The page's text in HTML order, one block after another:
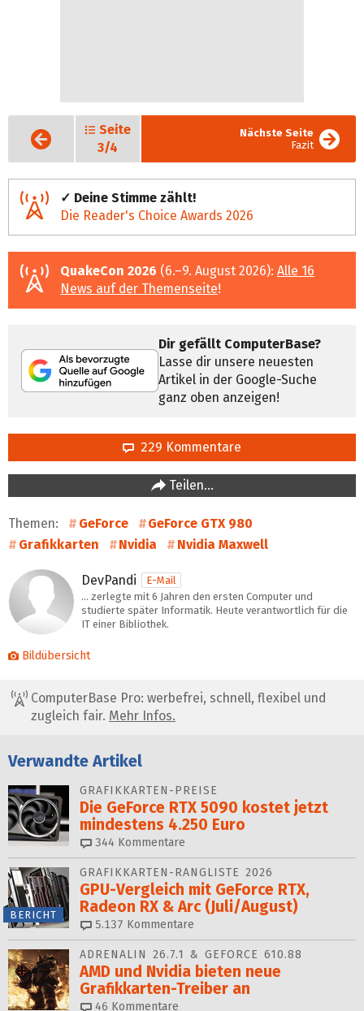
Vorige
Seite
Seite
3/4
Nächste Seite
Fazit
✓ Deine Stimme zählt!
Die Reader's Choice Awards 2026
QuakeCon 2026 (6.–9. August 2026): Alle 16
News auf der Themenseite!
Dir gefällt ComputerBase?
Lasse dir unsere neuesten
Artikel in der Google-Suche
ganz oben anzeigen!
229 Kommentare
Teilen…
Themen: GeForce
GeForce GTX 980
Grafikkarten
Nvidia Nvidia Maxwell
DevPandi
E-Mail
… zerlegte mit 6 Jahren den ersten Computer und
studierte später Informatik. Heute verantwortlich für die
IT einer Bibliothek.
Bildübersicht
ComputerBase Pro: werbefrei, schnell, flexibel und
zugleich fair. Mehr Infos.
Verwandte Artikel
GRAFIKKARTEN-PREISE
Die GeForce RTX 5090 kostet jetzt
mindestens 4.250 Euro
344 Kommentare
BERICHT
GRAFIKKARTEN-RANGLISTE 2026
GPU-Vergleich mit GeForce RTX,
Radeon RX & Arc (Juli/August)
5.137 Kommentare
ADRENALIN 26.7.1 & GEFORCE 610.88
AMD und Nvidia bieten neue
Grafikkarten-Treiber an
46 Kommentare